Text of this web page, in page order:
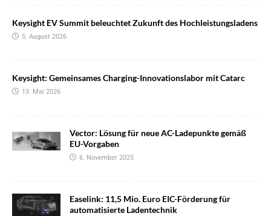
Keysight EV Summit beleuchtet Zukunft des Hochleistungsladens
5. August 2026
Keysight: Gemeinsames Charging-Innovationslabor mit Catarc
13. Mai 2026
Vector: Lösung für neue AC-Ladepunkte gemäß
EU-Vorgaben
6. November 2025
Easelink: 11,5 Mio. Euro EIC-Förderung für
automatisierte Ladentechnik